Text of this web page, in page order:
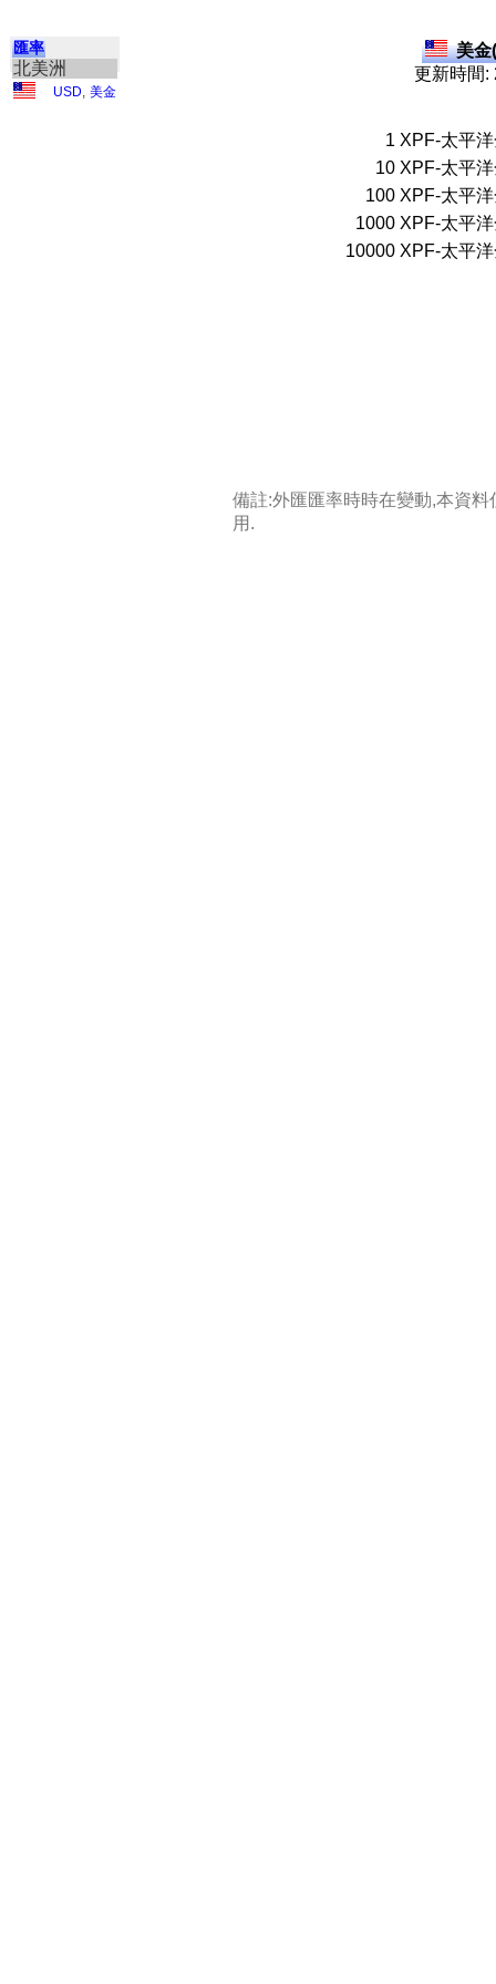
匯率
北美洲
USD 美金
美金
更新時間:
1 XPF-太平
10 XPF-太平
100 XPF-太平
1000 XPF-太平
10000 XPF-太平
備註:外匯匯率時時在變動,本資
用.